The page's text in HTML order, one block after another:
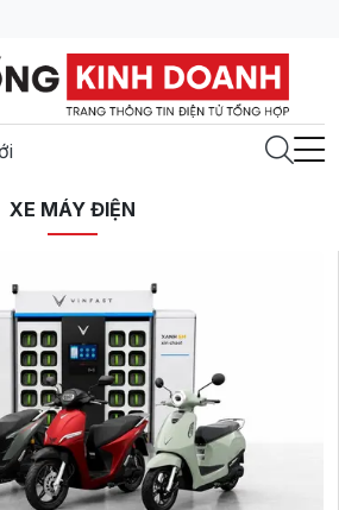
XE MÁY ĐIỆN